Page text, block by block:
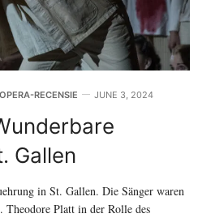
OPERA-RECENSIE JUNE 3, 2024
Gallen
in St. Gallen. Die Sänger waren
Theodore Platt in der Rolle des